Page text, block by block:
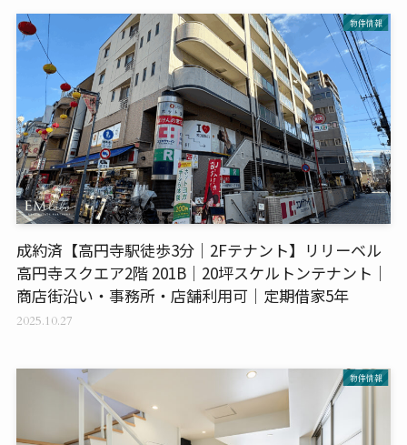
物件情報
成約済【高円寺駅徒歩3分｜2Fテナント】リリーベル
高円寺スクエア2階 201B｜20坪スケルトンテナント｜
商店街沿い・事務所・店舗利用可｜定期借家5年
2025.10.27
物件情報